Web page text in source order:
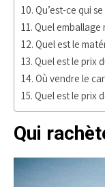
Qu’est-ce qui
Quel emballage
Quel est le
Quel est le prix
Où vendre le
Quel est le prix
Qui